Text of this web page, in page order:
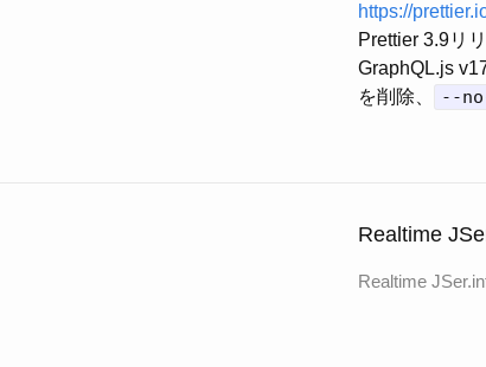
https://
Prettier 3.9リ
GraphQL.js
を削除、
--
Realtime
Realtime